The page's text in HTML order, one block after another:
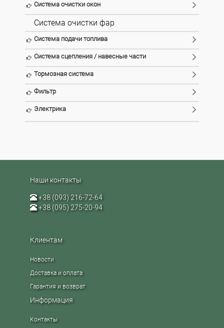
Система очистки окон
Система очистки фар
Система подачи топлива
Система сцепления / навесные части
Тормозная система
Фильтр
Электрика
Наши контакты
+38 (093) 216-72-64
+38 (095) 275-20-94
Клиентам
Новости
Доставка и оплата
Гарантия и возврат
Информация
Контакты